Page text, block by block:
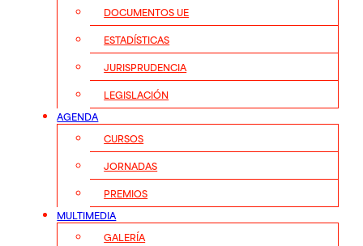
DOCUMENTOS UE
ESTADÍSTICAS
JURISPRUDENCIA
LEGISLACIÓN
AGENDA
CURSOS
JORNADAS
PREMIOS
MULTIMEDIA
GALERÍA